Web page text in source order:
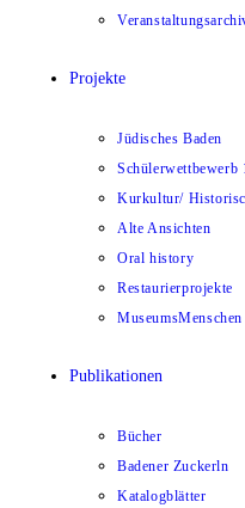
Projekte
Jüdisches Baden
Schülerwettbewerb
Kurkultur/
Alte Ansichten
Oral history
Restaurierprojekte
MuseumsMenschen
Publikationen
Bücher
Badener Zuckerln
Katalogblätter